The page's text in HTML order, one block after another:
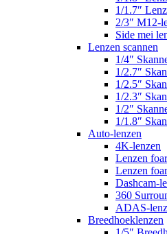
1/1.7″
2/3″ M12-
Side mei
Lenzen scannen
1/4″
1/2.7″
1/2.5″
1/2.3″
1/2″
1/1.8″
Auto-lenzen
4K-lenzen
Lenzen
Lenzen
Dashcam-
360
ADAS-
Breedhoeklenzen